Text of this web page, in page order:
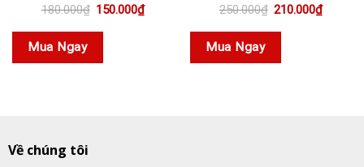
180.000₫ Giá
là:
150.000₫Giá
hiện
Mua Ngay
250.000₫ Giá
là:
210.000₫Giá
hiện
Mua Ngay
Về chúng tôi